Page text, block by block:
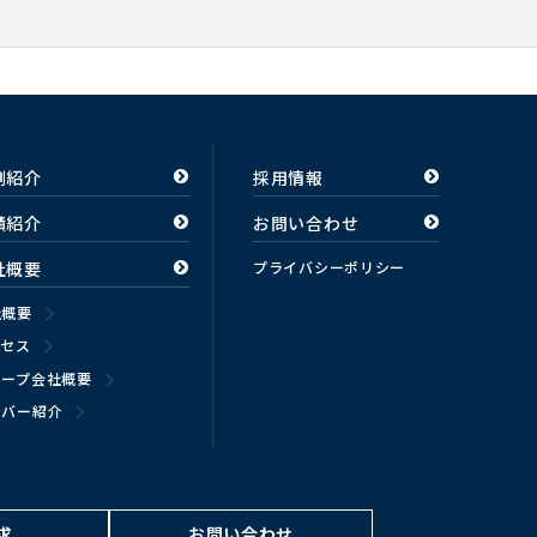
紹介
紹介
概要
要
ス
プ会社概要
ー紹介
採用情報
お問い合わせ
プライバシーポリシー